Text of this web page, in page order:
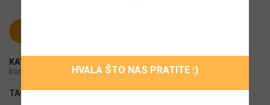
ADD TO CART
KATEGORIJE:
kondicioneri
Nega
TAGOVI:Farbana kosa,Maska,Orofluido,Revlon
HVALA ŠTO NAS PRATITE :)